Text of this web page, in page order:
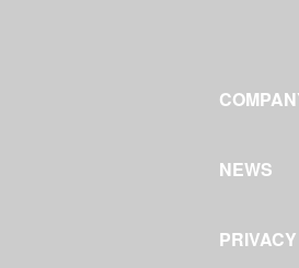
NEWS